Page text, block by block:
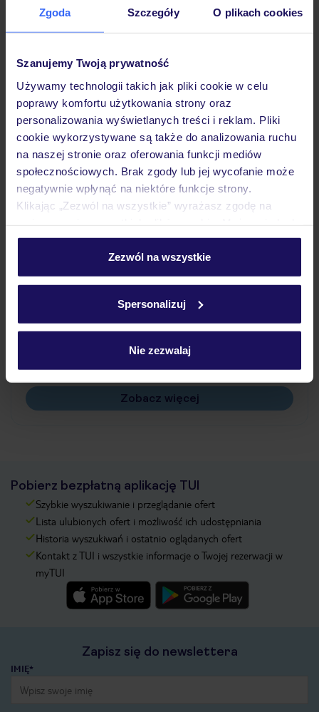
Zgoda Szczegóły O plikach cookies
Szanujemy Twoją prywatność
Używamy technologii takich jak pliki cookie w celu
poprawy komfortu użytkowania strony oraz
personalizowania wyświetlanych treści i reklam. Pliki
cookie wykorzystywane są także do analizowania ruchu
na naszej stronie oraz oferowania funkcji mediów
społecznościowych. Brak zgody lub jej wycofanie może
negatywnie wpłynąć na niektóre funkcje strony.
Klikając „Zezwól na wszystkie” wyrażasz zgodę na
personalizować swój wybór wchodząc w zakładkę
Szczegółowe informacje o plikach cookie znajdziesz
Zezwól na wszystkie
Spersonalizuj
Nie zezwalaj
Hotel
Pokoje
Wyżywienie
Atrakcje
Ważne informacje
Często zadawane pytania
Jak zmienić uczestników/osobę zgłaszającą?
Na jakiej podstawie i gdzie otrzymam karty
pokładowe/bilety lotnicze?
Zobacz więcej
Pobierz bezpłatną aplikację TUI
Szybkie wyszukiwanie i przeglądanie ofert
Lista ulubionych ofert i możliwość ich udostępniania
Historia wyszukiwań i ostatnio oglądanych ofert
Kontakt z TUI i wszystkie informacje o Twojej rezerwacji w
myTUI
Zapisz się do newslettera
IMIĘ*